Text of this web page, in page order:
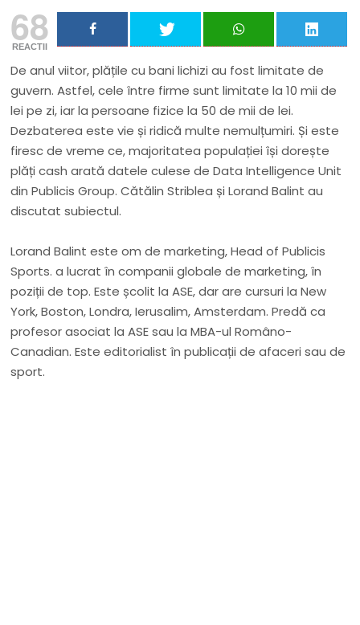
68
REACTII
De anul viitor, plățile cu bani lichizi au fost limitate de
guvern. Astfel, cele între firme sunt limitate la 10 mii de
lei pe zi, iar la persoane fizice la 50 de mii de lei.
Dezbaterea este vie și ridică multe nemulțumiri. Și este
firesc de vreme ce, majoritatea populației își dorește
plăți cash arată datele culese de Data Intelligence Unit
din Publicis Group. Cătălin Striblea și Lorand Balint au
discutat subiectul.
Lorand Balint este om de marketing, Head of Publicis
Sports. a lucrat în companii globale de marketing, în
poziții de top. Este școlit la ASE, dar are cursuri la New
York, Boston, Londra, Ierusalim, Amsterdam. Predă ca
profesor asociat la ASE sau la MBA-ul Româno-
Canadian. Este editorialist în publicații de afaceri sau de
sport.